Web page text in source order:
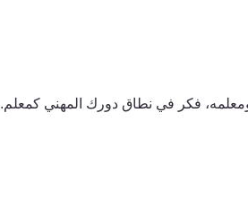
فكر في نطاق دورك المهني كمعلم.